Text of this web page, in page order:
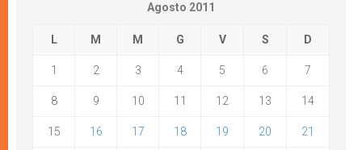
Agosto 2011
L M M G V S D
1 2 3 4 5 6 7
8 9 10 11 12 13 14
15 16 17 18 19 20 21